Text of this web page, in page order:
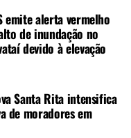
emite alerta vermelho
de inundação no
devido à elevação
Santa Rita intensifica
de moradores em